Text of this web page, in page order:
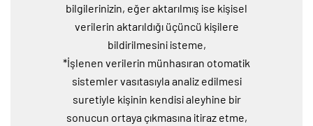
bilgilerinizin, eğer aktarılmış ise kişisel
verilerin aktarıldığı üçüncü kişilere
bildirilmesini isteme,
*İşlenen verilerin münhasıran otomatik
sistemler vasıtasıyla analiz edilmesi
suretiyle kişinin kendisi aleyhine bir
sonucun ortaya çıkmasına itiraz etme,